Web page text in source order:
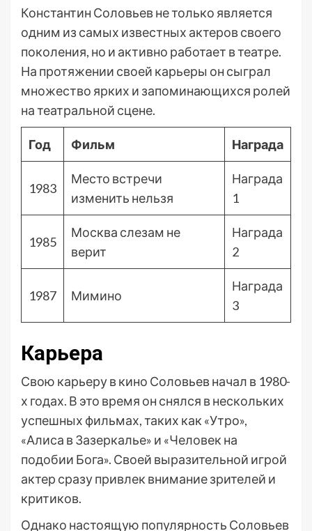
Константин Соловьев не только является
одним из самых известных актеров своего
поколения, но и активно работает в театре.
На протяжении своей карьеры он сыграл
множество ярких и запоминающихся ролей
на театральной сцене.
Год Фильм Награда
1983
Место встречи
изменить нельзя
Награда
1
1985
Москва слезам не
верит
Награда
2
1987 Мимино
Награда
3
Карьера
Свою карьеру в кино Соловьев начал в 1980-
х годах. В это время он снялся в нескольких
успешных фильмах, таких как «Утро»,
«Алиса в Зазеркалье» и «Человек на
подобии Бога». Своей выразительной игрой
актер сразу привлек внимание зрителей и
критиков.
Однако настоящую популярность Соловьев